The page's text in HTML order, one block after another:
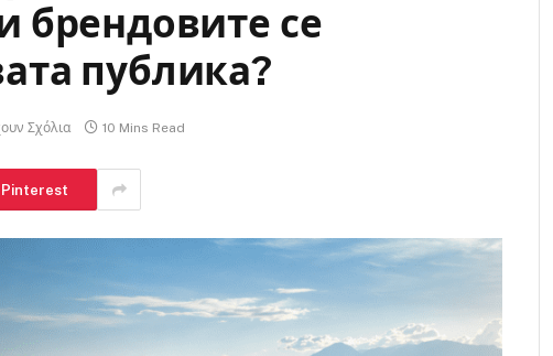
брендовите се
публика?
Σχόλια 10 Mins Read
Pinterest